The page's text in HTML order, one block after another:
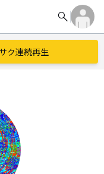
search
ク連続再生